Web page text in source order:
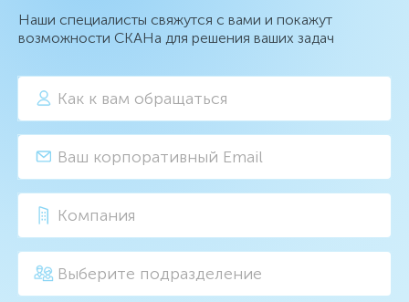
Наши специалисты свяжутся с вами и покажут
возможности СКАНа для решения ваших задач